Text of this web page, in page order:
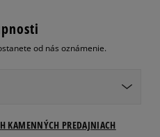
od nás oznámenie.
KAMENNÝCH PREDAJNIACH